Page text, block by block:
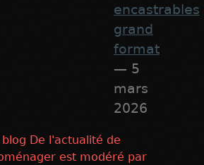
encastrables
grand
format
— 5
mars
2026
blog De l'actualité de
est modéré par